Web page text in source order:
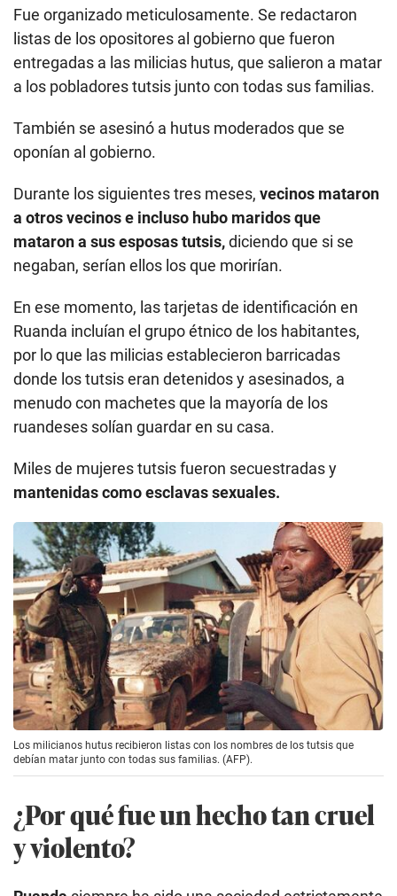
Fue organizado meticulosamente. Se redactaron
listas de los opositores al gobierno que fueron
entregadas a las milicias hutus, que salieron a matar
a los pobladores tutsis junto con todas sus familias.
También se asesinó a hutus moderados que se
oponían al gobierno.
Durante los siguientes tres meses, vecinos mataron
a otros vecinos e incluso hubo maridos que
mataron a sus esposas tutsis,diciendo que si se
negaban, serían ellos los que morirían.
En ese momento, las tarjetas de identificación en
Ruanda incluían el grupo étnico de los habitantes,
por lo que las milicias establecieron barricadas
donde los tutsis eran detenidos y asesinados, a
menudo con machetes que la mayoría de los
ruandeses solían guardar en su casa.
Miles de mujeres tutsis fueron secuestradas y
mantenidas como esclavas sexuales.
Los milicianos hutus recibieron listas con los nombres de los tutsis que
debían matar junto con todas sus familias. (AFP).
¿Por qué fue un hecho tan cruel
y violento?